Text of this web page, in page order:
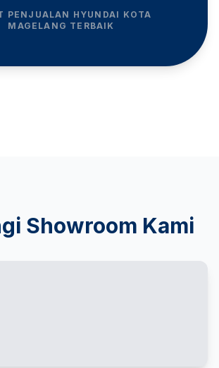
PENJUALAN HYUNDAI KOTA
MAGELANG TERBAIK
Showroom Kami